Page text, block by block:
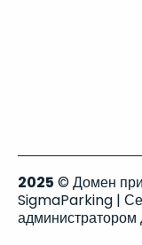
2025 © Домен
SigmaParking |